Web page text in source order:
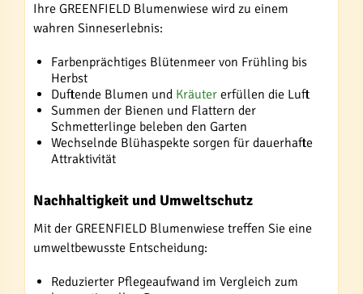
Ihre GREENFIELD Blumenwiese wird zu einem
wahren Sinneserlebnis:
Farbenprächtiges Blütenmeer von Frühling bis
Herbst
Duftende Blumen und Kräuter erfüllen die Luft
Summen der Bienen und Flattern der
Schmetterlinge beleben den Garten
Wechselnde Blühaspekte sorgen für dauerhafte
Attraktivität
Nachhaltigkeit und Umweltschutz
Mit der GREENFIELD Blumenwiese treffen Sie eine
umweltbewusste Entscheidung:
Reduzierter Pflegeaufwand im Vergleich zum